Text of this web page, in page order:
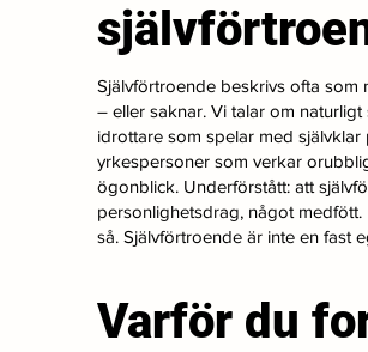
Självförtroende beskrivs ofta som
– eller saknar. Vi talar om naturligt
idrottare som spelar med självklar
yrkespersoner som verkar
ögonblick. Underförstått: att
personlighetsdrag, något medfött.
så. Självförtroende är inte en fast
Varför du